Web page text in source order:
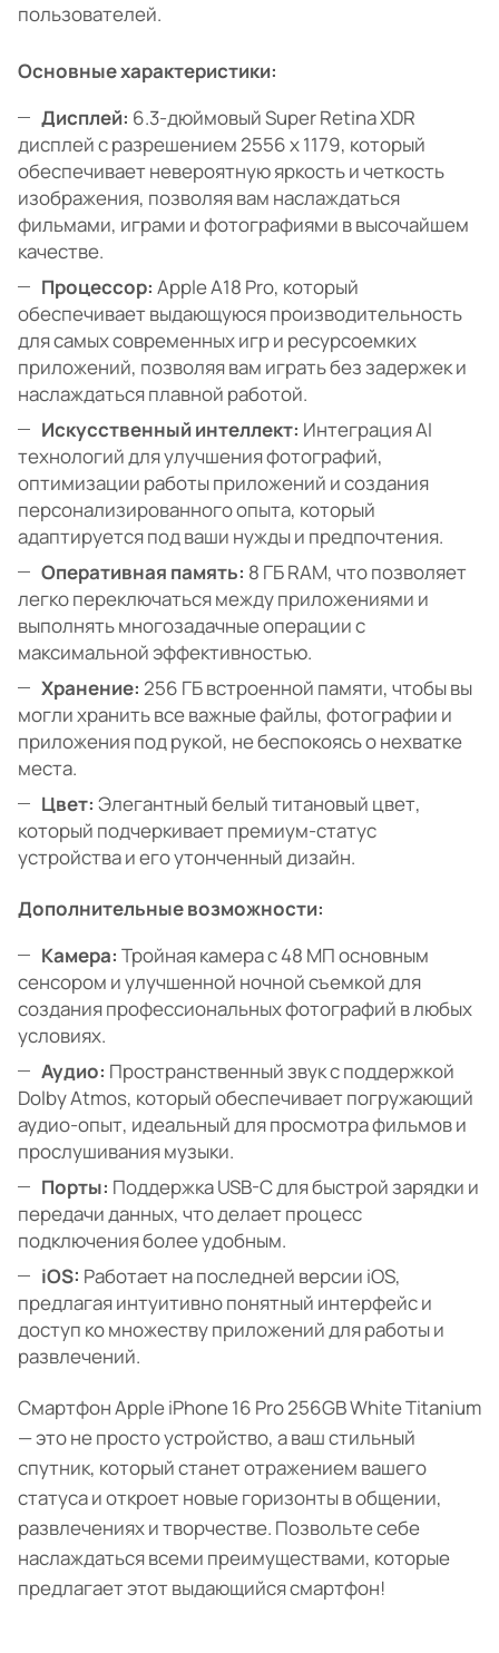
пользователей.
Основные характеристики:
Дисплей: 6.3-дюймовый Super Retina XDR
дисплей с разрешением 2556 x 1179, который
обеспечивает невероятную яркость и четкость
изображения, позволяя вам наслаждаться
фильмами, играми и фотографиями в высочайшем
качестве.
Процессор: Apple A18 Pro, который
обеспечивает выдающуюся производительность
для самых современных игр и ресурсоемких
приложений, позволяя вам играть без задержек и
наслаждаться плавной работой.
Искусственный интеллект: Интеграция AI
технологий для улучшения фотографий,
оптимизации работы приложений и создания
персонализированного опыта, который
адаптируется под ваши нужды и предпочтения.
Оперативная память: 8 ГБ RAM, что позволяет
легко переключаться между приложениями и
выполнять многозадачные операции с
максимальной эффективностью.
Хранение: 256 ГБ встроенной памяти, чтобы вы
могли хранить все важные файлы, фотографии и
приложения под рукой, не беспокоясь о нехватке
места.
Цвет: Элегантный белый титановый цвет,
который подчеркивает премиум-статус
устройства и его утонченный дизайн.
Дополнительные возможности:
Камера: Тройная камера с 48 МП основным
сенсором и улучшенной ночной съемкой для
создания профессиональных фотографий в любых
условиях.
Аудио: Пространственный звук с поддержкой
Dolby Atmos, который обеспечивает погружающий
аудио-опыт, идеальный для просмотра фильмов и
прослушивания музыки.
Порты: Поддержка USB-C для быстрой зарядки и
передачи данных, что делает процесс
подключения более удобным.
iOS: Работает на последней версии iOS,
предлагая интуитивно понятный интерфейс и
доступ ко множеству приложений для работы и
развлечений.
Смартфон Apple iPhone 16 Pro 256GB White Titanium
— это не просто устройство, а ваш стильный
спутник, который станет отражением вашего
статуса и откроет новые горизонты в общении,
развлечениях и творчестве. Позвольте себе
наслаждаться всеми преимуществами, которые
предлагает этот выдающийся смартфон!